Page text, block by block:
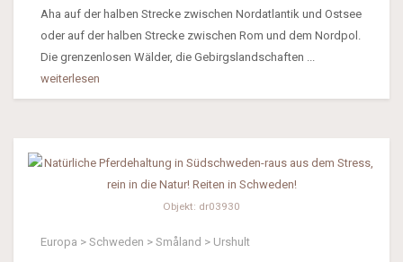
Aha auf der halben Strecke zwischen Nordatlantik und Ostsee
oder auf der halben Strecke zwischen Rom und dem Nordpol.
Die grenzenlosen Wälder, die Gebirgslandschaften ...
weiterlesen
Objekt: dr03930
Europa > Schweden > Småland > Urshult